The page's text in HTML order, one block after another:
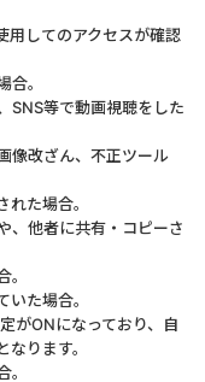
用してのアクセスが確認
合。
SNS等で動画視聴をした
像改ざん、不正ツール
た場合。
、他者に共有・コピーさ
。
た場合。
がONになっており、自
ります。
。